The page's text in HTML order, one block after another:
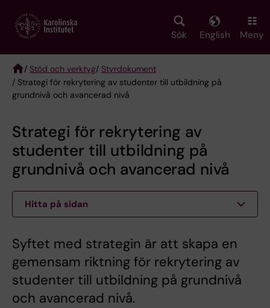
main
Sök English Meny
Breadcrumb
/ Stöd och verktyg/ Styrdokument
/ Strategi för rekrytering av studenter till utbildning på
grundnivå och avancerad nivå
Strategi för rekrytering av
studenter till utbildning på
grundnivå och avancerad nivå
Hitta på sidan
Syftet med strategin är att skapa en
gemensam riktning för rekrytering av
studenter till utbildning på grundnivå
och avancerad nivå.